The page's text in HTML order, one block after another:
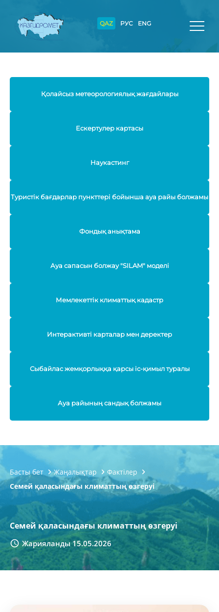
QAZ РУС ENG
Қолайсыз метеорологиялық жағдайлары
Ескертулер картасы
Наукастинг
Туристік бағдарлар пункттері бойынша ауа райы болжамы
Фондық анықтама
Ауа сапасын болжау "SILAM" моделі
Мемлекеттік климаттық кадастр
Интерактивті карталар мен деректер
Сыбайлас жемқорлыққа қарсы іс-қимыл туралы
Ауа райының сандық болжамы
Басты бет Жаңалықтар
Фактілер
Семей қаласындағы климаттың өзгеруі
Семей қаласындағы климаттың өзгеруі
Жарияланды 15.05.2026